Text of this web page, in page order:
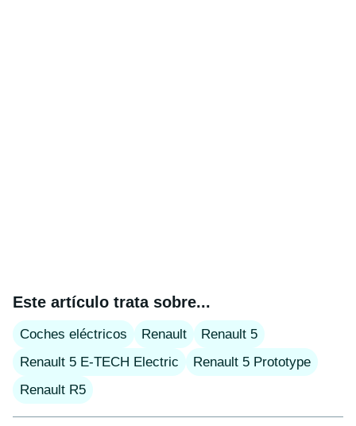
Este artículo trata sobre...
Coches eléctricos Renault
Renault 5
Renault 5 E-TECH Electric
Renault 5 Prototype
Renault R5